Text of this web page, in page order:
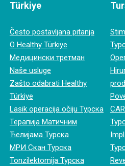
Türkiye
Često postavljana pitanja
O Healthy Türkiye
Медицински третман
Naše usluge
Zašto odabrati Healthy
Türkiye
Lasik operacija očiju Турска
Терапија Матичним
Ћелијама Турска
МРИ Скан Турска
Tonzilektomija Турска